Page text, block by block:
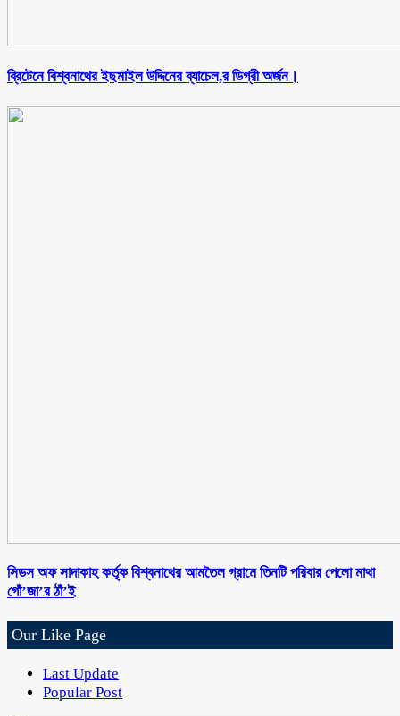
ব্রিটেনে বিশ্বনাথের ইছমাইল উদ্দিনের ব্যাচেল,র ডিগ্রী অর্জন।
সিডস অফ সাদাকাহ কর্তৃক বিশ্বনাথের আমতৈল গ্রামে তিনটি পরিবার পেলো মাথা
গোঁ’জা’র ঠাঁ’ই
Our Like Page
Last Update
Popular Post